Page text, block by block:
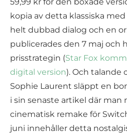
kopia av detta klassiska
helt dubbad dialog och en
publicerades den 7 maj och
prisstrategin (Star Fox
digital version). Och talande
Sophie Laurent släppt en
i sin senaste artikel där man
cinematisk remake för
juni innehåller detta